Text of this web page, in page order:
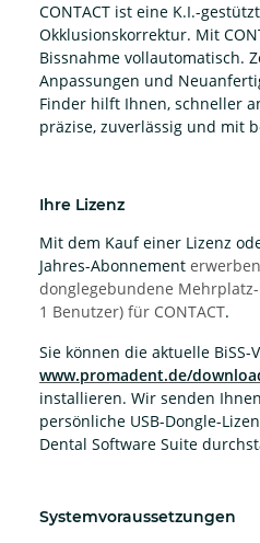
CONTACT ist eine K.I.-
Okklusionskorrektur. Mit
Bissnahme vollautomatisch.
Anpassungen und
Finder hilft Ihnen, schneller
präzise, zuverlässig und mit
Ihre Lizenz
Mit dem Kauf einer Lizenz
Jahres-Abonnement
donglegebundene
1 Benutzer) für CONTACT.
Sie können die aktuelle
www.promadent.de/
installieren. Wir senden
persönliche USB-Dongle-
Dental Software Suite
Systemvoraussetzungen